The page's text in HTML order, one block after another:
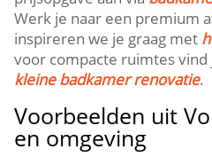
Werk je naar een premium
inspireren we je graag met
voor compacte ruimtes
kleine badkamer renovatie.​
Voorbeelden uit
en omgeving